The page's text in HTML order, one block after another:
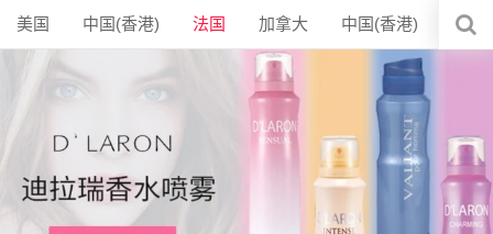
美国 中国(香港) 法国 加拿大 中国(香港) 保税